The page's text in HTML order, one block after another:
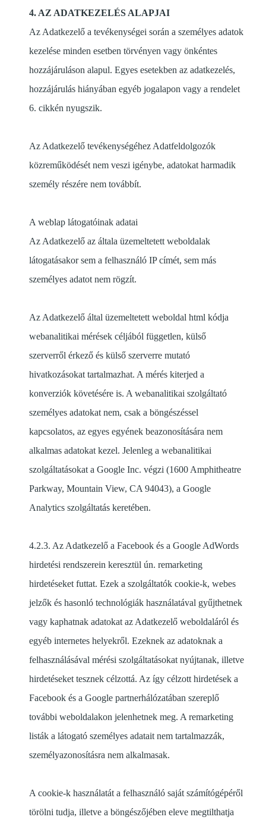
4. AZ ADATKEZELÉS ALAPJAI
Az Adatkezelő a tevékenységei során a személyes adatok
kezelése minden esetben törvényen vagy önkéntes
hozzájáruláson alapul. Egyes esetekben az adatkezelés,
hozzájárulás hiányában egyéb jogalapon vagy a rendelet
6. cikkén nyugszik.
Az Adatkezelő tevékenységéhez Adatfeldolgozók
közreműködését nem veszi igénybe, adatokat harmadik
személy részére nem továbbít.
A weblap látogatóinak adatai
Az Adatkezelő az általa üzemeltetett weboldalak
látogatásakor sem a felhasználó IP címét, sem más
személyes adatot nem rögzít.
Az Adatkezelő által üzemeltetett weboldal html kódja
webanalitikai mérések céljából független, külső
szerverről érkező és külső szerverre mutató
hivatkozásokat tartalmazhat. A mérés kiterjed a
konverziók követésére is. A webanalitikai szolgáltató
személyes adatokat nem, csak a böngészéssel
kapcsolatos, az egyes egyének beazonosítására nem
alkalmas adatokat kezel. Jelenleg a webanalitikai
szolgáltatásokat a Google Inc. végzi (1600 Amphitheatre
Parkway, Mountain View, CA 94043), a Google
Analytics szolgáltatás keretében.
4.2.3. Az Adatkezelő a Facebook és a Google AdWords
hirdetési rendszerein keresztül ún. remarketing
hirdetéseket futtat. Ezek a szolgáltatók cookie-k, webes
jelzők és hasonló technológiák használatával gyűjthetnek
vagy kaphatnak adatokat az Adatkezelő weboldaláról és
egyéb internetes helyekről. Ezeknek az adatoknak a
felhasználásával mérési szolgáltatásokat nyújtanak, illetve
hirdetéseket tesznek célzottá. Az így célzott hirdetések a
Facebook és a Google partnerhálózatában szereplő
további weboldalakon jelenhetnek meg. A remarketing
listák a látogató személyes adatait nem tartalmazzák,
személyazonosításra nem alkalmasak.
A cookie-k használatát a felhasználó saját számítógépéről
törölni tudja, illetve a böngészőjében eleve megtilthatja